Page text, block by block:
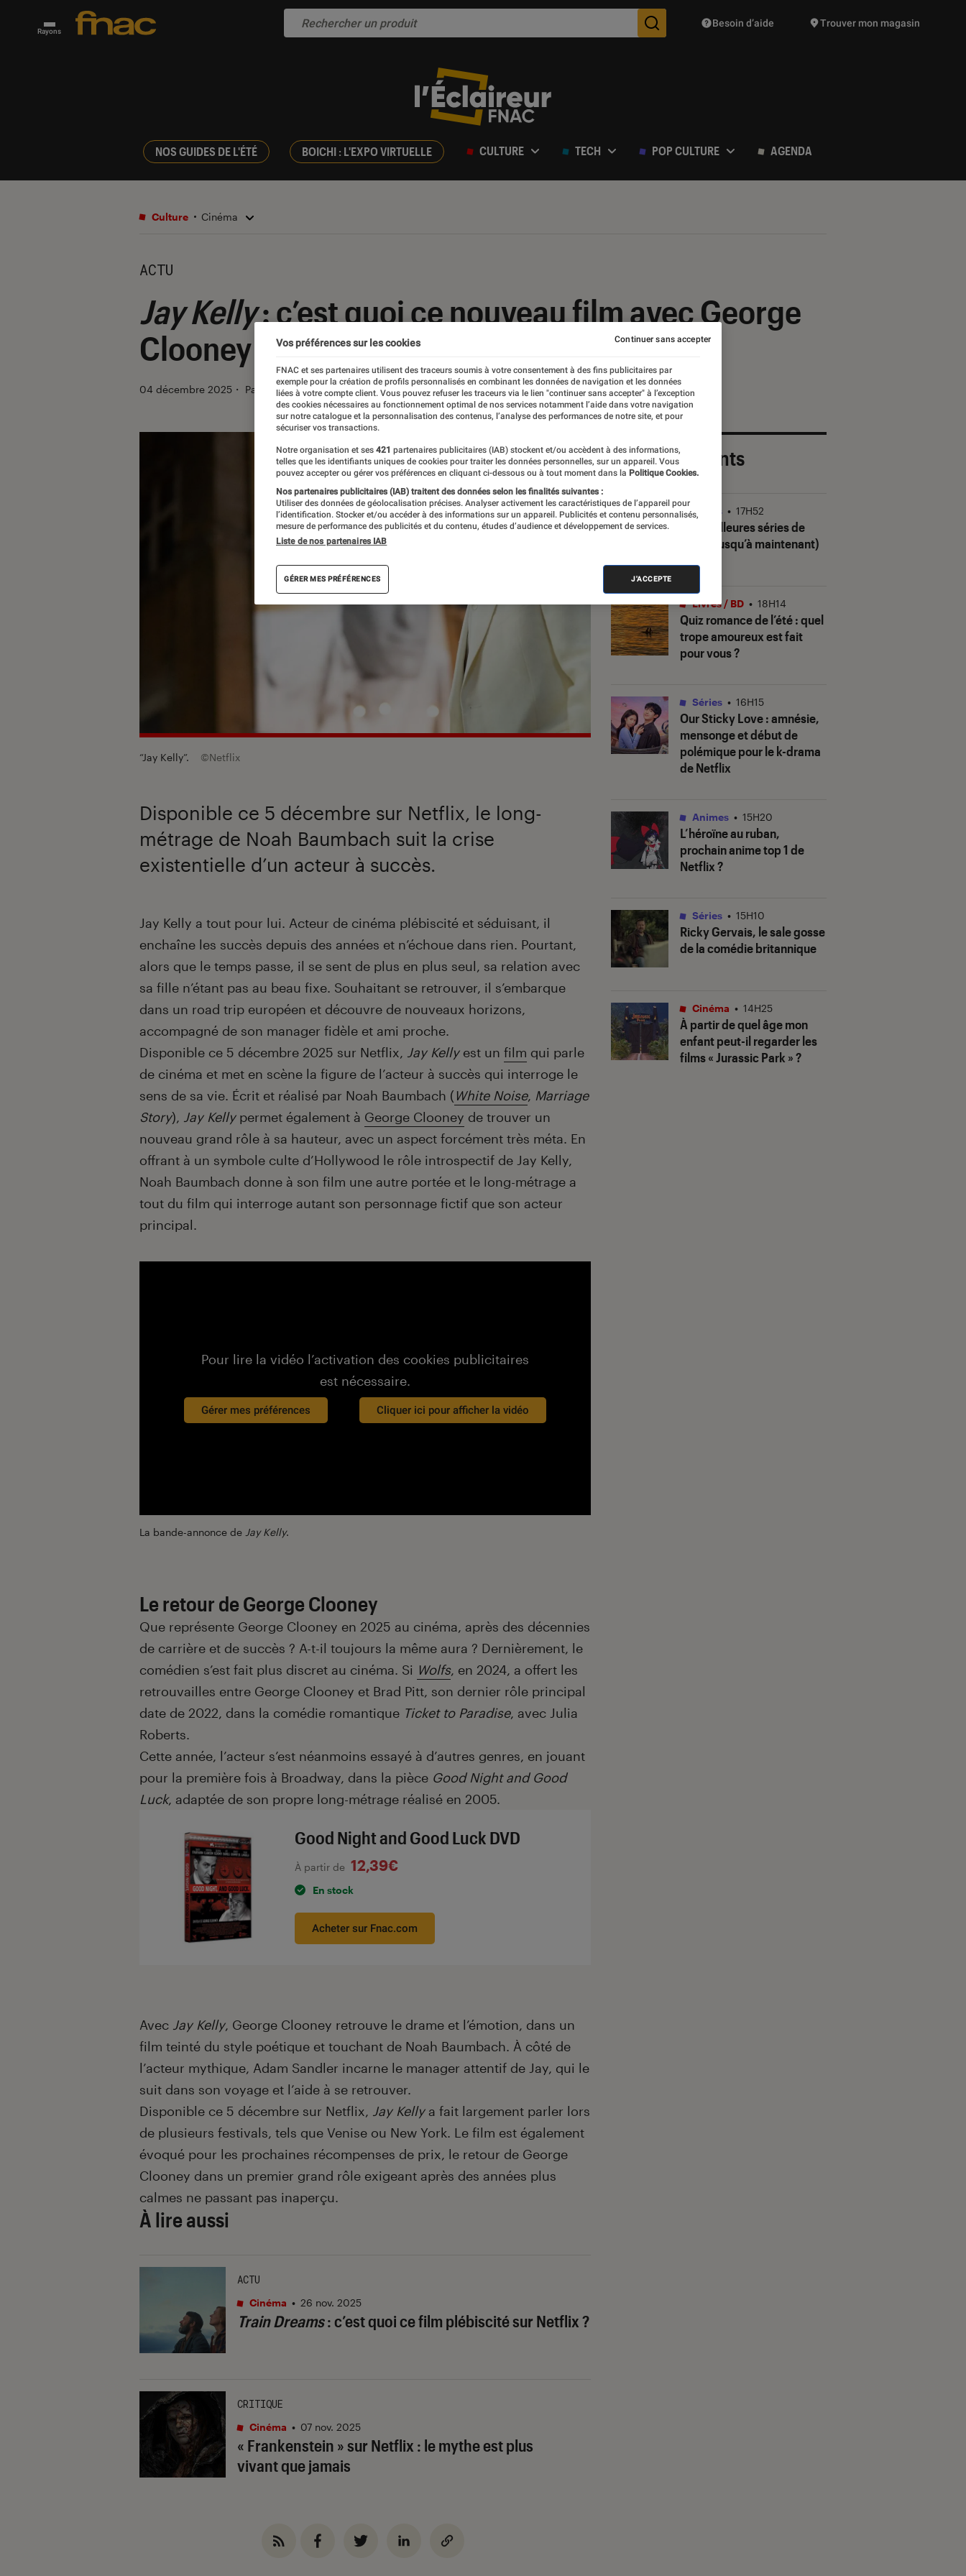
Rayons Des suggestions de produits vont vous être proposées
Besoin d’aide Trouver mon magasin
NOS GUIDES DE L'ÉTÉ BOICHI : L'EXPO VIRTUELLE CULTURE TECH POP CULTURE AGENDA
Culture Cinéma
ACTU
Jay Kelly: c’est quoi ce nouveau film avec George
Clooney ?
04 décembre 2025 ・ Par Robin Negre
“Jay Kelly”. ©Netflix
Disponible ce 5 décembre sur Netflix, le long-
métrage de Noah Baumbach suit la crise
existentielle d’un acteur à succès.
Introduction
Jay Kelly a tout pour lui. Acteur de cinéma plébiscité et séduisant, il
enchaîne les succès depuis des années et n’échoue dans rien. Pourtant,
alors que le temps passe, il se sent de plus en plus seul, sa relation avec
sa fille n’étant pas au beau fixe. Souhaitant se retrouver, il s’embarque
dans un road trip européen et découvre de nouveaux horizons,
accompagné de son manager fidèle et ami proche.
Disponible ce 5 décembre 2025 sur Netflix, Jay Kelly est un film qui parle
de cinéma et met en scène la figure de l’acteur à succès qui interroge le
sens de sa vie. Écrit et réalisé par Noah Baumbach ( White Noise, Marriage
Story), Jay Kellypermet également à George Clooney de trouver un
nouveau grand rôle à sa hauteur, avec un aspect forcément très méta. En
offrant à un symbole culte d’Hollywood le rôle introspectif de Jay Kelly,
Noah Baumbach donne à son film une autre portée et le long-métrage a
tout du film qui interroge autant son personnage fictif que son acteur
principal.
Pour lire la vidéo l’activation des cookies publicitaires
est nécessaire.
Gérer mes préférences Cliquer ici pour afficher la vidéo
La bande-annonce de Jay Kelly.
Le retour de George Clooney
Que représente George Clooney en 2025 au cinéma, après des décennies
de carrière et de succès ? A-t-il toujours la même aura ? Dernièrement, le
comédien s’est fait plus discret au cinéma. Si Wolfs, en 2024, a offert les
retrouvailles entre George Clooney et Brad Pitt, son dernier rôle principal
date de 2022, dans la comédie romantique Ticket to Paradise, avec Julia
Roberts.
Cette année, l’acteur s’est néanmoins essayé à d’autres genres, en jouant
pour la première fois à Broadway, dans la pièce Good Night and Good
Luck, adaptée de son propre long-métrage réalisé en 2005.
Good Night and Good Luck DVD
À partir de 12,39€
En stock
Acheter sur Fnac.com
Avec Jay Kelly, George Clooney retrouve le drame et l’émotion, dans un
film teinté du style poétique et touchant de Noah Baumbach. À côté de
l’acteur mythique, Adam Sandler incarne le manager attentif de Jay, qui le
suit dans son voyage et l’aide à se retrouver.
Disponible ce 5 décembre sur Netflix, Jay Kellya fait largement parler lors
de plusieurs festivals, tels que Venise ou New York. Le film est également
évoqué pour les prochaines récompenses de prix, le retour de George
Clooney dans un premier grand rôle exigeant après des années plus
calmes ne passant pas inaperçu.
À lire aussi
Train Dreams: c’est quoi ce film plébiscité sur Netflix ?
ACTU
Cinéma • 26 nov. 2025
« Frankenstein » sur Netflix : le mythe est plus
vivant que jamais
CRITIQUE
Cinéma • 07 nov. 2025
Les plus récents
Les meilleures séries de
2026 (jusqu’à maintenant)
Séries • 17H52
Quiz romance de l’été : quel
trope amoureux est fait
pour vous ?
Livres / BD • 18H14
Our Sticky Love: amnésie,
mensonge et début de
polémique pour le k-drama
de Netflix
Séries • 16H15
L’héroïne au ruban,
prochain anime top 1 de
Netflix ?
Animes • 15H20
Ricky Gervais, le sale gosse
de la comédie britannique
Séries • 15H10
À partir de quel âge mon
enfant peut-il regarder les
films « Jurassic Park » ?
Cinéma • 14H25
Vos préférences sur les cookies
FNAC et ses partenaires utilisent des traceurs soumis à votre consentement à des fins publicitaires par
exemple pour la création de profils personnalisés en combinant les données de navigation et les données
liées à votre compte client. Vous pouvez refuser les traceurs via le lien "continuer sans accepter" à l’exception
des cookies nécessaires au fonctionnement optimal de nos services notamment l’aide dans votre navigation
sur notre catalogue et la personnalisation des contenus, l’analyse des performances de notre site, et pour
sécuriser vos transactions.
Notre organisation et ses 421 partenaires publicitaires (IAB) stockent et/ou accèdent à des informations,
telles que les identifiants uniques de cookies pour traiter les données personnelles, sur un appareil. Vous
pouvez accepter ou gérer vos préférences en cliquant ci-dessous ou à tout moment dans la Politique Cookies.
Nos partenaires publicitaires (IAB) traitent des données selon les finalités suivantes :
Utiliser des données de géolocalisation précises. Analyser activement les caractéristiques de l’appareil pour
l’identification. Stocker et/ou accéder à des informations sur un appareil. Publicités et contenu personnalisés,
mesure de performance des publicités et du contenu, études d’audience et développement de services.
Liste de nos partenaires IAB
GÉRER MES PRÉFÉRENCES J'ACCEPTE
Continuer sans accepter